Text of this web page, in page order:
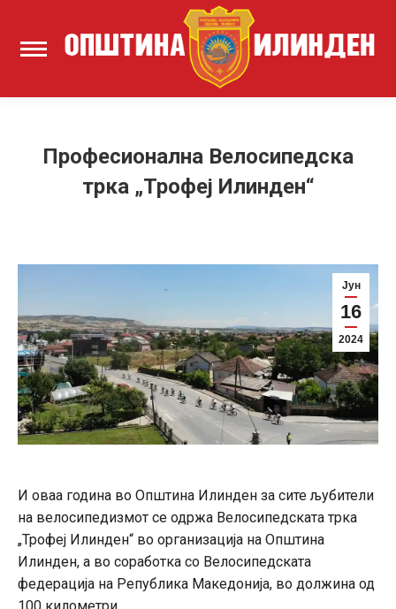
Професионална Велосипедска
трка „Трофеј Илинден“
Јун
16
2024
И оваа година во Општина Илинден за сите љубители
на велосипедизмот се одржа Велосипедската трка
„Трофеј Илинден“ во организација на Општина
Илинден, а во соработка со Велосипедската
федерација на Република Македонија, во должина од